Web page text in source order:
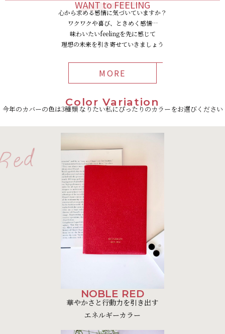
WANT to FEELING
心から求める感情に気づいていますか？
ワクワクや喜び、ときめく感情…
味わいたいfeelingを先に感じて
理想の未来を引き寄せていきましょう
MORE
Color Variation
今年のカバーの色は3種類 なりたい私にぴったりのカラーをお選びください
NOBLE RED
華やかさと行動力を引き出す
エネルギーカラー